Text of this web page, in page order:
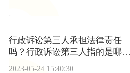
行政诉讼第三人承担法律责任
吗？行政诉讼第三人指的是哪些
2023-05-24 15:40:30